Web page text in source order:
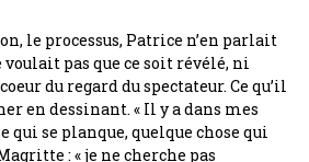
le processus, Patrice n’en parlait
voulait pas que ce soit révélé, ni
du regard du spectateur. Ce qu’il
en dessinant. « Il y a dans mes
qui se planque, quelque chose qui
: « je ne cherche pas